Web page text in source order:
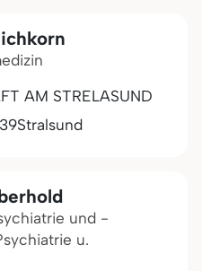
AM STRELASUND
Stralsund
und -
u.